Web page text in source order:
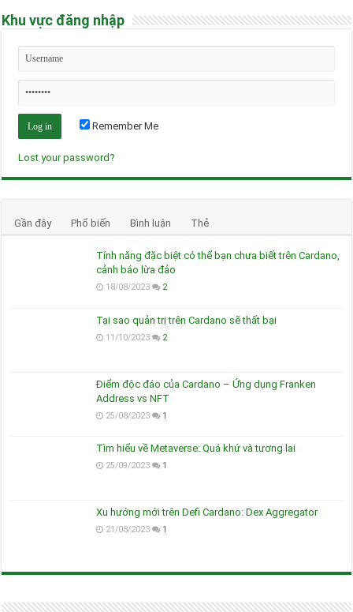
Khu vực đăng nhập
Remember Me
Lost your password?
Gần đây Phổ biến Bình luận Thẻ
Tính năng đặc biệt có thể bạn chưa biết trên Cardano,
cảnh báo lừa đảo
18/08/2023 2
Tại sao quản trị trên Cardano sẽ thất bại
11/10/2023 2
Điểm độc đáo của Cardano – Ứng dụng Franken
Address vs NFT
25/08/2023 1
Tìm hiểu về Metaverse: Quá khứ và tương lai
25/09/2023 1
Xu hướng mới trên Defi Cardano: Dex Aggregator
21/08/2023 1